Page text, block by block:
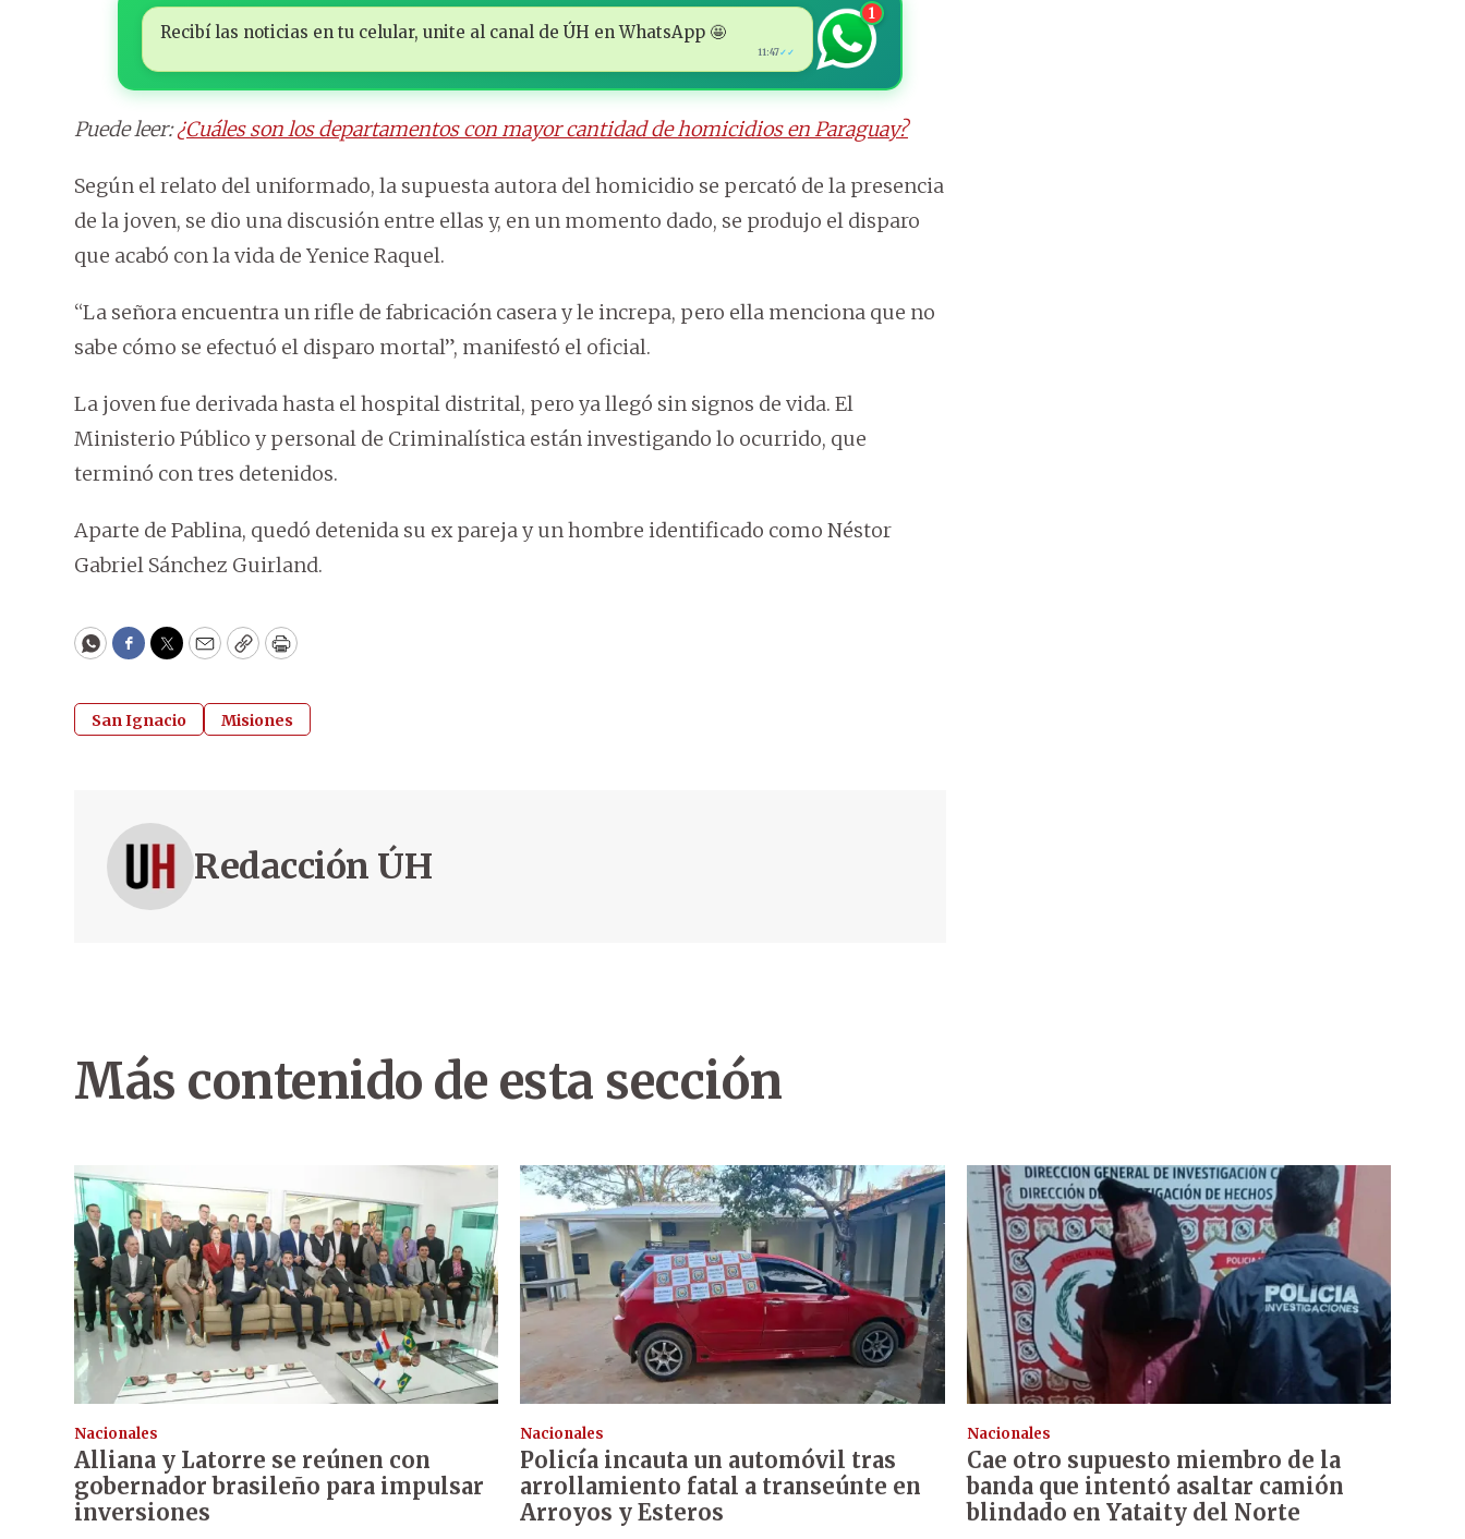
Recibí las noticias en tu celular, unite al canal de ÚH en WhatsApp 🤩
11:47✓✓
1
Puede leer:¿Cuáles son los departamentos con mayor cantidad de homicidios en Paraguay?
Según el relato del uniformado, la supuesta autora del homicidio se percató de la presencia
de la joven, se dio una discusión entre ellas y, en un momento dado, se produjo el disparo
que acabó con la vida de Yenice Raquel.
“La señora encuentra un rifle de fabricación casera y le increpa, pero ella menciona que no
sabe cómo se efectuó el disparo mortal”, manifestó el oficial.
La joven fue derivada hasta el hospital distrital, pero ya llegó sin signos de vida. El
Ministerio Público y personal de Criminalística están investigando lo ocurrido, que
terminó con tres detenidos.
Aparte de Pablina, quedó detenida su ex pareja y un hombre identificado como Néstor
Gabriel Sánchez Guirland.
WhatsApp
Facebook
Twitter
EmailCopyPrint
San Ignacio Misiones
Redacción ÚH
Más contenido de esta sección
Nacionales
Alliana y Latorre se reúnen con
gobernador brasileño para impulsar
inversiones
Nacionales
Policía incauta un automóvil tras
arrollamiento fatal a transeúnte en
Arroyos y Esteros
Nacionales
Cae otro supuesto miembro de la
banda que intentó asaltar camión
blindado en Yataity del Norte